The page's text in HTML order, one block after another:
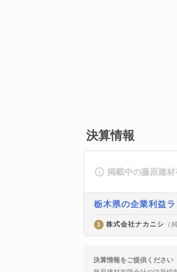
決算情報
掲載中の藤原建材
栃木県の企業利益
1 株式会社ナカニシ （
決算情報をご提供ください